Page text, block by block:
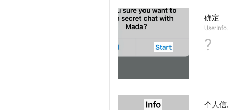
确定
?
个人